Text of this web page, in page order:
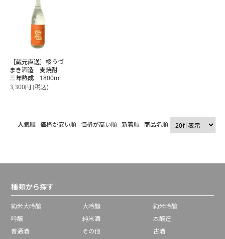
［蔵元直送］桜うづ
まき酒造 麦焼酎
三年熟成 1800ml
3,300円(税込)
人気順 価格が安い順 価格が高い順 新着順 商品名順
種類から探す
純米大吟醸 大吟醸
純米吟醸
吟醸
純米酒
本醸造
普通酒
その他
古酒